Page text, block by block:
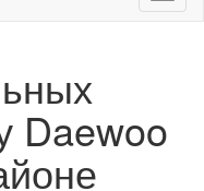
Daewoo